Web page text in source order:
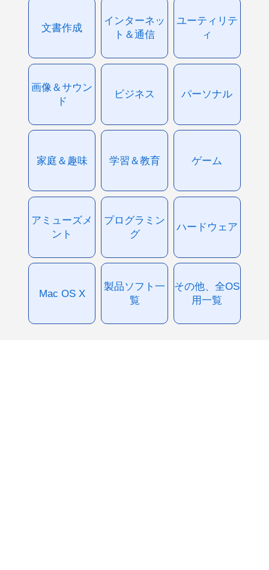
文書作成
インターネッ
ト＆通信
ユーティリテ
ィ
画像＆サウン
ド
ビジネス パーソナル
家庭＆趣味 学習＆教育 ゲーム
アミューズメ
ント
プログラミン
グ
ハードウェア
Mac OS X
製品ソフト一
覧
その他、全OS
用一覧